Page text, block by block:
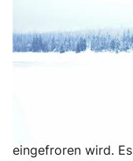
HeuteMorgen
phoenix
Braunschweig,
„Ein Trauma ist
eingefroren wird.